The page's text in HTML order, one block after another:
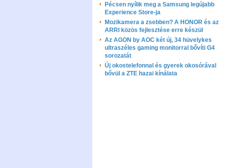
Pécsen nyílik meg a Samsung legújabb
Experience Store-ja
Mozikamera a zsebben? A HONOR és az
ARRI közös fejlesztése erre készül
Az AGON by AOC két új, 34 hüvelykes
ultraszéles gaming monitorral bővíti G4
sorozatát
Új okostelefonnal és gyerek okosórával
bővül a ZTE hazai kínálata